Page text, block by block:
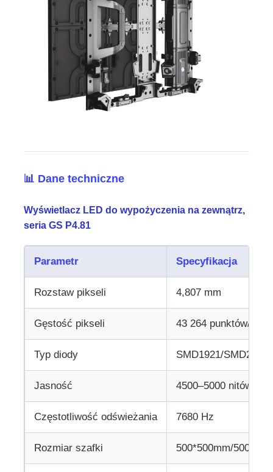
📊 Dane techniczne
Wyświetlacz LED do wypożyczenia na zewnątrz,
seria GS P4.81
Parametr Specyfikacja
Rozstaw pikseli 4,807 mm
Gęstość pikseli 43 264 punktów/m²
Typ diody SMD1921/SMD2525
Jasność 4500–5000 nitów
Częstotliwość odświeżania 7680 Hz
Rozmiar szafki 500*500mm/